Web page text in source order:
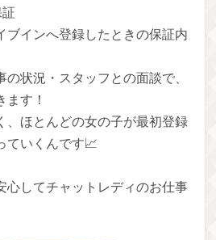
ブインへ登録したときの保証内
状況・スタッフとの面談で、
ます！
、ほとんどの女の子が最初登録
ていくんです📈
心してチャットレディのお仕事